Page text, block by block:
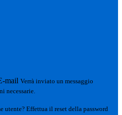
mail Verrà inviato un messaggio
necessarie.
utente? Effettua il reset della password